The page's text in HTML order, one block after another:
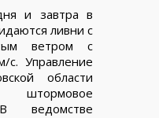
и завтра в
ливни с
ветром с
Управление
области
ведомстве